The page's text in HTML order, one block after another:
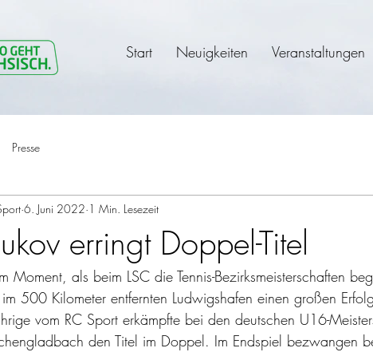
Start Neuigkeiten Veranstaltungen
Presse
erringt Doppel-Titel
6. Juni 2022 1 Min. Lesezeit
Moment, als beim LSC die Tennis-Bezirksmeisterschaften
500 Kilometer entfernten Ludwigshafen einen großen
vom RC Sport erkämpfte bei den deutschen U16-
den Titel im Doppel. Im Endspiel bezwangen